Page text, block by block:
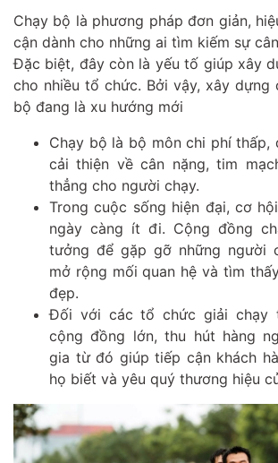
Chạy bộ là phương pháp đơn giản,
cận dành cho những ai tìm kiếm sự
Đặc biệt, đây còn là yếu tố giúp xây
cho nhiều tổ chức. Bởi vậy, xây dựng
bộ đang là xu hướng mới
Chạy bộ là bộ môn chi phí thấp,
cải thiện về cân nặng, tim
thẳng cho người chạy.
Trong cuộc sống hiện đại, cơ
ngày càng ít đi. Cộng đồng
tưởng để gặp gỡ những người
mở rộng mối quan hệ và tìm
đẹp.
Đối với các tổ chức giải chạy
cộng đồng lớn, thu hút hàng
gia từ đó giúp tiếp cận khách
họ biết và yêu quý thương hiệu